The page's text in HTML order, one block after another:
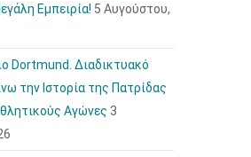
Εμπειρία! 5 Αυγούστου,
Dortmund. Διαδικτυακό
την Ιστορία της Πατρίδας
Αγώνες 3